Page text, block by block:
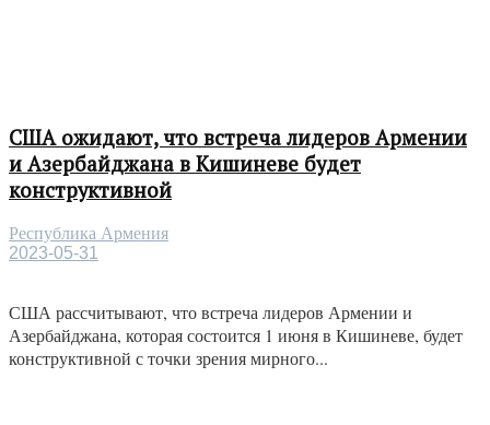
США ожидают, что встреча лидеров Армении
и Азербайджана в Кишиневе будет
конструктивной
Республика Армения
2023-05-31
США рассчитывают, что встреча лидеров Армении и
Азербайджана, которая состоится 1 июня в Кишиневе, будет
конструктивной с точки зрения мирного...